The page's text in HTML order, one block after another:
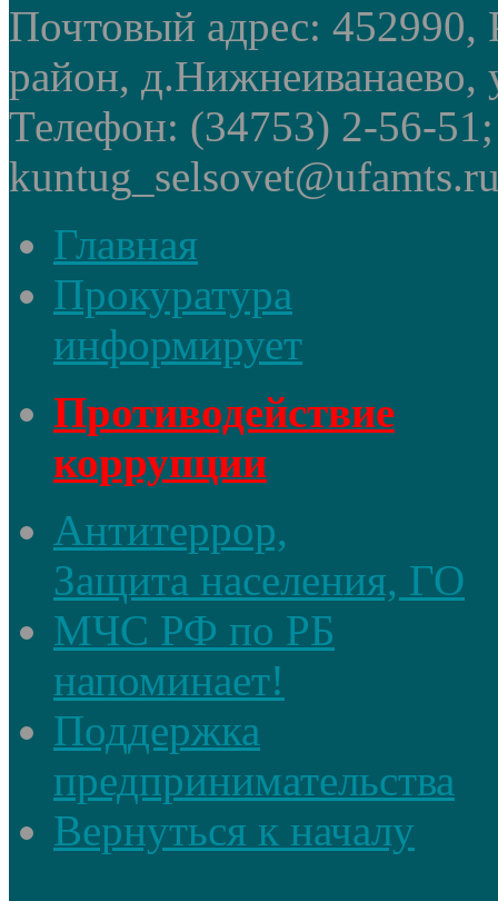
Почтовый адрес: 452990,
район, д.Нижнеиванаево,
Телефон: (34753) 2-56-
Главная
Прокуратура
информирует
Противодействие
коррупции
Антитеррор,
Защита населения, ГО
МЧС РФ по РБ
напоминает!
Поддержка
предпринимательства
Вернуться к началу